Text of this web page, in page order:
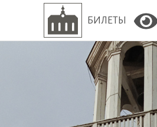
БИЛЕТЫ